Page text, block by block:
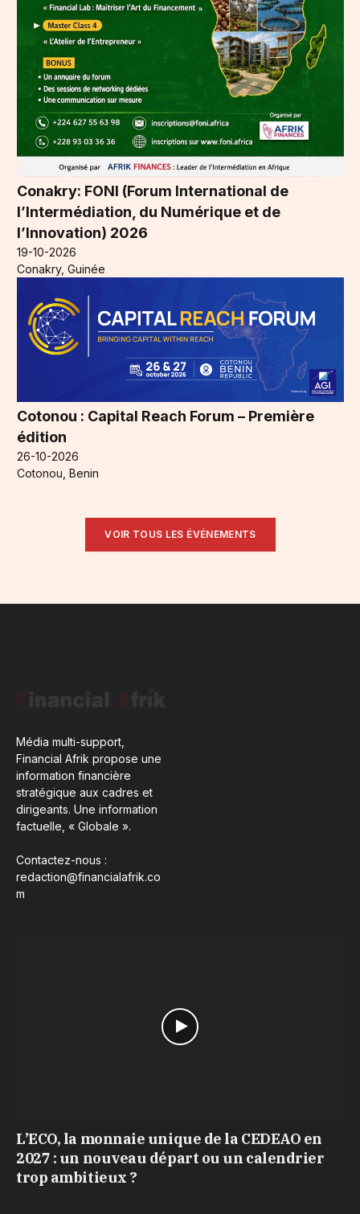
Conakry: FONI (Forum International de
l’Intermédiation, du Numérique et de
l’Innovation) 2026
19-10-2026
Conakry, Guinée
Cotonou : Capital Reach Forum – Première
édition
26-10-2026
Cotonou, Benin
VOIR TOUS LES ÉVÉNEMENTS
Média multi-support,
Financial Afrik propose une
information financière
stratégique aux cadres et
dirigeants. Une information
factuelle, « Globale ».
Contactez-nous :
redaction@financialafrik.co
m
L’ECO, la monnaie unique de la CEDEAO en
2027 : un nouveau départ ou un calendrier
trop ambitieux ?